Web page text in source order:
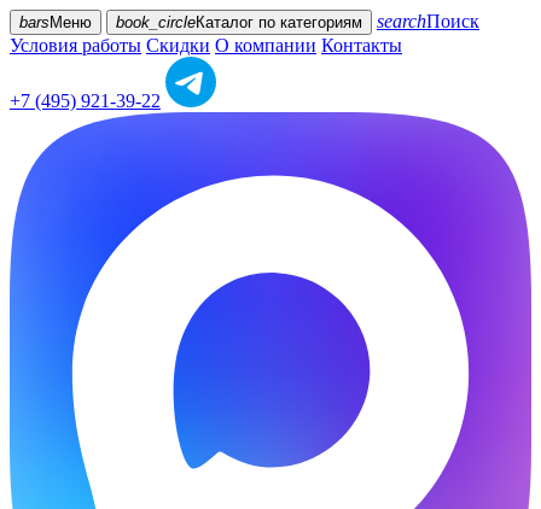
bars Меню book_circleКаталог по категориям searchПоиск
Условия работы Скидки О компании Контакты
+7 (495) 921-39-22